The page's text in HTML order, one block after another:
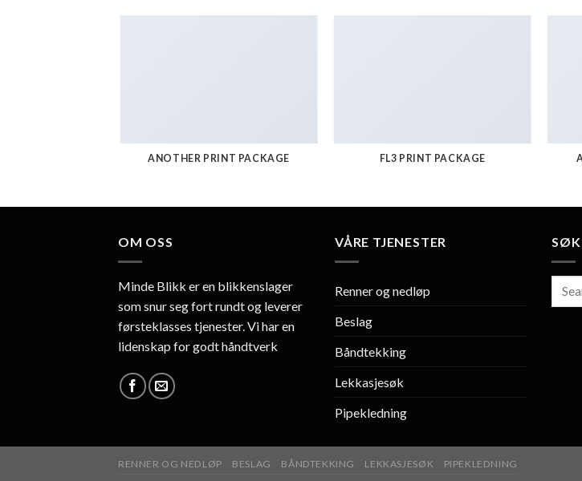
ANOTHER PRINT PACKAGE FL3 PRINT PACKAGE
OM OSS
Minde Blikk er en blikkenslager
som snur seg fort rundt og leverer
førsteklasses tjenester. Vi har en
lidenskap for godt håndtverk
VÅRE TJENESTER
Renner og nedløp
Beslag
Båndtekking
Lekkasjesøk
Pipekledning
SØK
RENNER OG NEDLØP BESLAG BÅNDTEKKING LEKKASJESØK PIPEKLEDNING